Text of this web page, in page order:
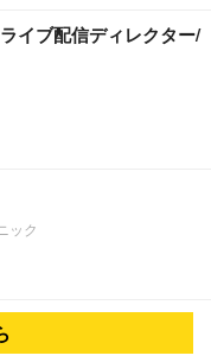
イブ配信ディレクター/
ック